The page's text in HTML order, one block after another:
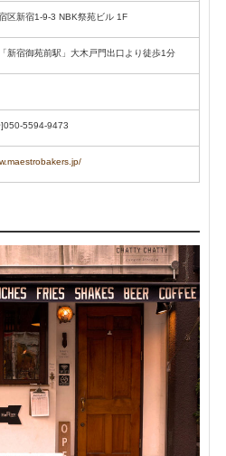
区新宿1-9-3 NBK祭苑ビル 1F
新宿御苑前駅」大木戸門出口より徒歩1分
]050-5594-9473